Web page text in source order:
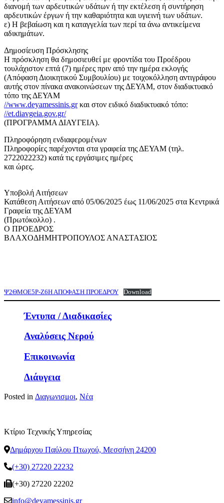
διανομή των αρδευτικών υδάτων ή την εκτέλεση ή συντήρηση
αρδευτικών έργων ή την καθαριότητα και υγιεινή των υδάτων.
ε) Η βεβαίωση και η καταγγελία των περί τα άνω αντικείμενα
αδικημάτων.
Δημοσίευση Πρόσκλησης
Η πρόσκληση θα δημοσιευθεί με φροντίδα του Προέδρου
τουλάχιστον επτά (7) ημέρες πριν από την ημέρα εκλογής
(Απόφαση Διοικητικού Συμβουλίου) με τοιχοκόλληση αντιγράφου
αυτής στον πίνακα ανακοινώσεων της ΔΕΥΑΜ, στον διαδικτυακό
τόπο της ΔΕΥΑΜ
//www.deyamessinis.grκαι στον ειδικό διαδικτυακό τόπο:
//et.diavgeia.gov.gr/
(ΠΡΟΓΡΑΜΜΑ ΔΙΑΥΓΕΙΑ).
Πληροφόρηση ενδιαφερομένων
Πληροφορίες παρέχονται στα γραφεία της ΔΕΥΑM (τηλ.
2722022232) κατά τις εργάσιμες ημέρες
και ώρες.
Υποβολή Αιτήσεων
Κατάθεση Αιτήσεων από 05/06/2025 έως 11/06/2025 στα Κεντρικά
Γραφεία της ΔΕΥΑM
(Πρωτόκολλο) .
Ο ΠΡΟΕΔΡΟΣ
ΒΛΑΧΟΔΗΜΗΤΡΟΠΟΥΛΟΣ ΑΝΑΣΤΑΣΙΟΣ
Ψ2ΘΜΟΕ5Ρ-Ζ6Η ΑΠΟΦΑΣΗ ΠΡΟΕΔΡΟΥ Download
Έντυπα / Διαδικασίες
Αναλύσεις Νερού
Επικοινωνία
Διάυγεια
Posted in Διαγωνισμοι, Νέα
Κτίριο Τεχνικής Υπηρεσίας
Δημάρχου Παύλου Πτωχού, Μεσσήνη 24200
(+30) 27220 22232
(+30) 27220 22202
info@deyamessinis.gr